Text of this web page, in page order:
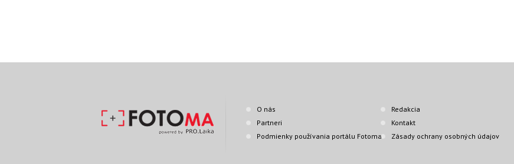
O nás
Redakcia
Partneri
Kontakt
Podmienky používania portálu Fotoma
Zásady ochrany osobných údajov